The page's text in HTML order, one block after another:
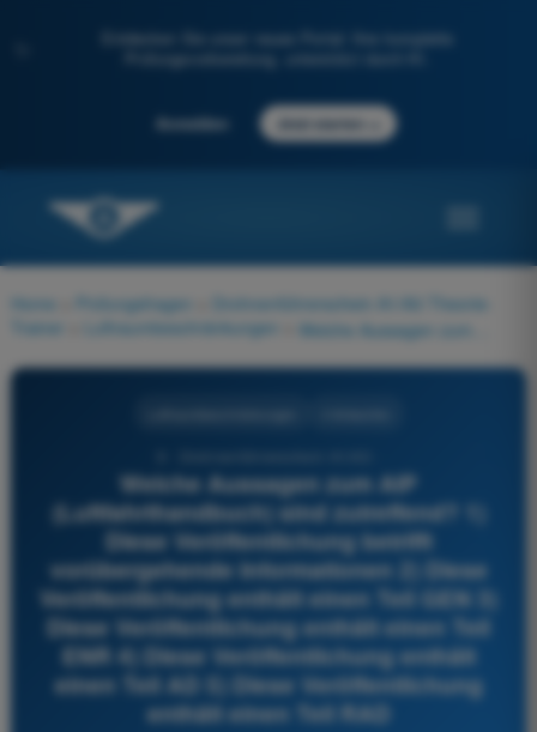
Entdecken Sie unser neues Portal: Ihre komplette
Prüfungsvorbereitung, unterstützt durch KI.
Anmelden Jetzt starten
Home Prüfungsfragen
Drohnenführerschein A1/A3 Theorie-
Trainer
Luftraumbeschränkungen
Welche Aussagen zum AIP
(Luftfahrthandbuch) sind zutreffend? 1)
Diese Veröffentlichung betrifft
vorübergehende Informationen 2) Diese
Veröffentlichung enthält einen Teil GEN 3)
Diese Veröffentlichung enthält einen Teil
ENR 4) Diese Veröffentlichung enthält
einen Teil AD 5) Diese Veröffentlichung
enthält einen Teil RAD